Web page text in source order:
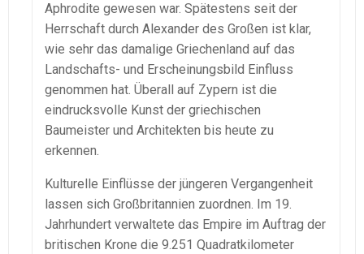
Aphrodite gewesen war. Spätestens seit der
Herrschaft durch Alexander des Großen ist klar,
wie sehr das damalige Griechenland auf das
Landschafts- und Erscheinungsbild Einfluss
genommen hat. Überall auf Zypern ist die
eindrucksvolle Kunst der griechischen
Baumeister und Architekten bis heute zu
erkennen.
Kulturelle Einflüsse der jüngeren Vergangenheit
lassen sich Großbritannien zuordnen. Im 19.
Jahrhundert verwaltete das Empire im Auftrag der
britischen Krone die 9.251 Quadratkilometer